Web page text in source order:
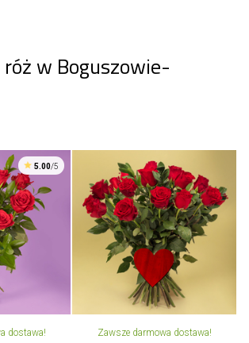
w Boguszowie-
5.00/5
dostawa! Zawsze darmowa dostawa!